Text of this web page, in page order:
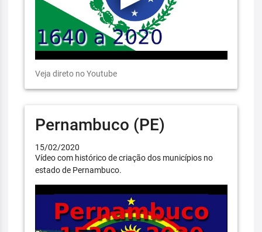
Veja direto no Youtube
Pernambuco (PE)
15/02/2020
Vídeo com histórico de criação dos municípios no
estado de Pernambuco.